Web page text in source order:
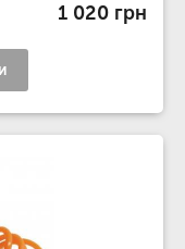
1 020 грн